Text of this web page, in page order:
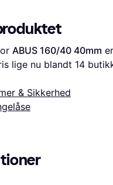
ABUS 160/40 40mm er
lige nu blandt 14
& Sikkerhed